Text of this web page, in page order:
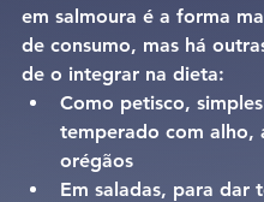
em salmoura é a forma
de consumo, mas há
de o integrar na dieta:
Como petisco,
temperado com alho,
orégãos
Em saladas, para dar